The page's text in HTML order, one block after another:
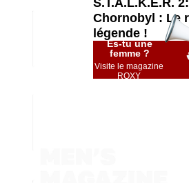
S.T.A.L.K.E.R.
Chornobyl : Le
légende !
Es-tu une
femme ?
Visite le magazine
ROXY